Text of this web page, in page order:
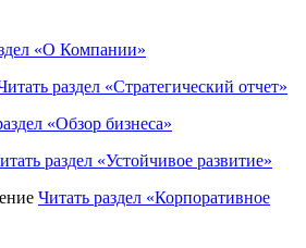
«О Компании»
раздел «Стратегический отчет»
«Обзор бизнеса»
раздел «Устойчивое развитие»
Читать раздел «Корпоративное